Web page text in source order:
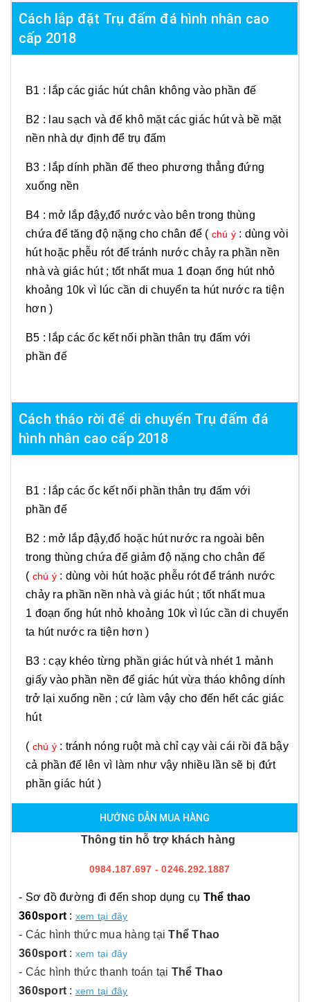
Cách lắp đặt Trụ đấm đá hình nhân cao
cấp 2018
B1 : lắp các giác hút chân không vào phần đế
B2 : lau sạch và để khô mặt các giác hút và bề mặt
nền nhà dự định để trụ đấm
B3 : lắp dính phần đế theo phương thẳng đứng
xuống nền
B4 : mở lắp đậy,đổ nước vào bên trong thùng
chứa để tăng độ nặng cho chân đế ( chú ý : dùng vòi
hút hoặc phễu rót để tránh nước chảy ra phần nền
nhà và giác hút ; tốt nhất mua 1 đoạn ống hút nhỏ
khoảng 10k vì lúc cần di chuyển ta hút nước ra tiện
hơn )
B5 : lắp các ốc kết nối phần thân trụ đấm với
phần đế
Cách tháo rời để di chuyển Trụ đấm đá
hình nhân cao cấp 2018
B1 : lắp các ốc kết nối phần thân trụ đấm với
phần đế
B2 : mở lắp đậy,đổ hoặc hút​ nước ra ngoài bên
trong thùng chứa để giảm độ nặng cho chân đế
( chú ý: dùng vòi hút hoặc phễu rót để tránh nước
chảy ra phần nền nhà và giác hút ; tốt nhất mua
1 đoạn ống hút nhỏ khoảng 10k vì lúc cần di chuyển
ta hút nước ra tiện hơn )
B3 : cạy khéo từng phần giác hút và nhét 1 mảnh
giấy vào phần nền để giác hút vừa tháo không dính
trở lại xuống nền ; cứ làm vậy cho đến hết các giác
hút
( chú ý: tránh nóng ruột mà chỉ cạy vài cái rồi đã bậy
cả phần đế lên vì làm như vậy nhiều lần sẽ bị đứt
phần giác hút )
HƯỚNG DẪN MUA HÀNG
Thông tin hỗ trợ khách hàng
0984.187.697 - 0246.292.1887
- Sơ đồ đường đi đến shop dụng cụ Thể thao
360sport : xem tại đây
- Các hình thức mua hàng tạiThể Thao
360sport : xem tại đây
- Các hình thức thanh toán tại Thể Thao
360sport : xem tại đây